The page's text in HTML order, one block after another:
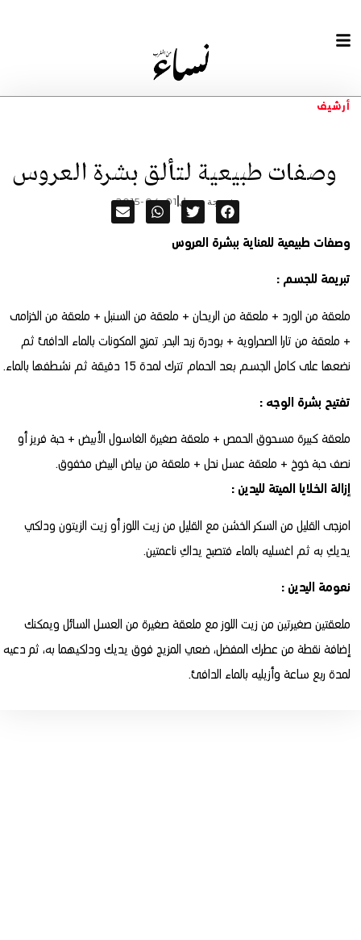
أرشيف
وصفات طبيعية لتألق بشرة العروس
خديجة سبيل 2015-04-01
وصفات طبيعية للعناية ببشرة العروس
تبريمة للجسم :
ملعقة من الورد + ملعقة من الريحان + ملعقة من السنبل + ملعقة من الخزامى
+ ملعقة من تارا الصحراوية + بودرة زبد البحر. تمزج المكونات بالماء الدافئ ثم
نضعها على كامل الجسم بعد الحمام تترك لمدة 15 دقيقة ثم نشطفها بالماء.
تفتيح بشرة الوجه :
ملعقة كبيرة مسحوق الحمص + ملعقة صغيرة الغاسول الأبيض + حبة فريز أو
نصف حبة خوخ + ملعقة عسل نحل + ملعقة من بياض البيض مخفوق.
إزالة الخلايا الميتة لليدين :
امزجى القليل من السكر الخشن مع القليل من زيت اللوز أو زيت الزيتون ودلكي
يديكِ به ثم اغسليه بالماء فتصبح يداكِ ناعمتين.
نعومة اليدين :
ملعقتين صغيرتين من زيت اللوز مع ملعقة صغيرة من العسل السائل ويمكنك
إضافة نقطة من عطرك المفضل، ضعي المزيج فوق يديك ودلكيهما به، ثم دعيه
لمدة ربع ساعة وأزيليه بالماء الدافئ.